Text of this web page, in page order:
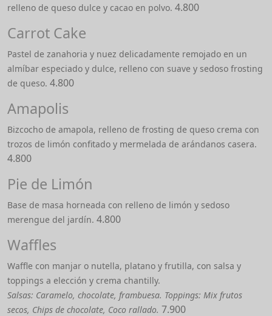
relleno de queso dulce y cacao en polvo. 4.800
Carrot Cake
Pastel de zanahoria y nuez delicadamente remojado en un
almíbar especiado y dulce, relleno con suave y sedoso frosting
de queso. 4.800
Amapolis
Bizcocho de amapola, relleno de frosting de queso crema con
trozos de limón confitado y mermelada de arándanos casera.
4.800
Pie de Limón
Base de masa horneada con relleno de limón y sedoso
merengue del jardín. 4.800
Waffles
Waffle con manjar o nutella, platano y frutilla, con salsa y
toppings a elección y crema chantilly.
Salsas: Caramelo, chocolate, frambuesa. Toppings: Mix frutos
secos, Chips de chocolate, Coco rallado. 7.900